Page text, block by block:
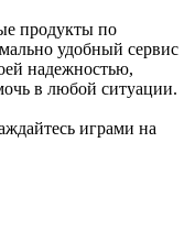
продукты по
удобный сервис
надежностью,
в любой ситуации.
играми на